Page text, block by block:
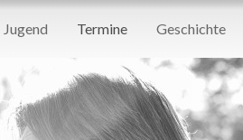
Jugend Termine Geschichte